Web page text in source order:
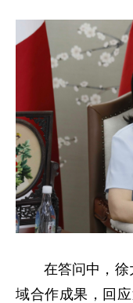
在答问中，徐
域合作成果，回